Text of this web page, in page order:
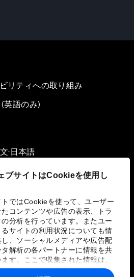
ブサイトはCookieを使用し
トではCookieを使って、ユーザー
コンテンツや広告の表示、トラ
分析を行っています。またユー
サイトの利用状況についても情
、ソーシャルメディアや広告配
解析の各パートナーに情報を共
す。ここで収集された情報は、
が各パートナーに提供した他の情
リティへの取り組み
英語のみ)
▪ 日本語